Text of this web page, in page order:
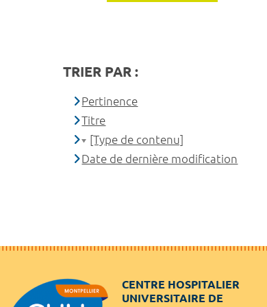
TRIER PAR :
Pertinence
Titre
[Type de contenu]
Date de dernière modification
CENTRE HOSPITALIER
UNIVERSITAIRE DE